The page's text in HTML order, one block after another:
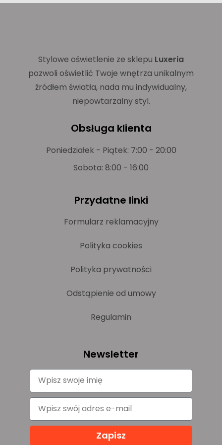
Stylowe oświetlenie ze sklepu Luxeria
pozwoli oświetlić Twoje wnętrza unikalnym
źródłem światła, nada mu indywidualny,
niepowtarzalny styl.
Obsługa klienta
Poniedziałek - Piątek: 7:00 - 20:00
Sobota: 8:00 - 16:00
Przydatne linki
Formularz reklamacyjny
Polityka cookies
Polityka prywatności
Odstąpienie od umowy
Regulamin
Newsletter
Zapisz